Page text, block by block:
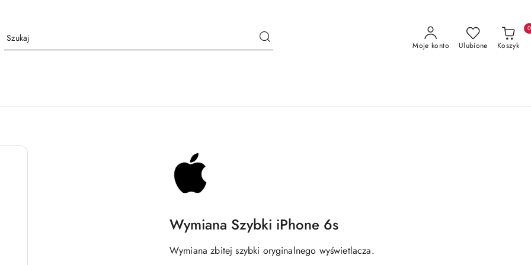
Moje konto Ulubione Koszyk
0
PRODUCENTA:
APPLE
REFURBISHED
Wymiana Szybki iPhone 6s
Wymiana zbitej szybki oryginalnego wyświetlacza.